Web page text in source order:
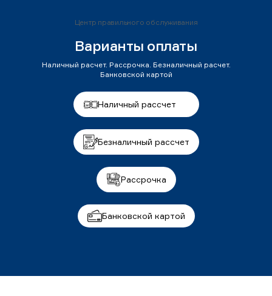
Центр правильного обслуживания
Варианты оплаты
Наличный расчет. Рассрочка. Безналичный расчет.
Банковской картой
Наличный рассчет
Безналичный рассчет
Рассрочка
Банковской картой